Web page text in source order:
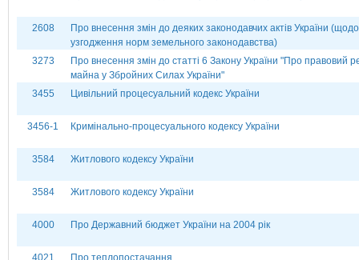
2608
Про внесення змін до деяких законодавчих актів України (щодо
узгодження норм земельного законодавства)
3273
Про внесення змін до статті 6 Закону України "Про правовий
майна у Збройних Силах України"
3455
Цивільний процесуальний кодекс України
3456-1 Кримінально-процесуального кодексу України
3584 Житлового кодексу України
3584 Житлового кодексу України
4000 Про Державний бюджет України на 2004 рік
4021 Про теплопостачання